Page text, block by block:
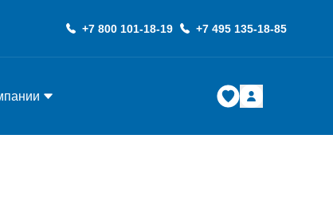
+7 800 101-18-19 +7 495 135-18-85